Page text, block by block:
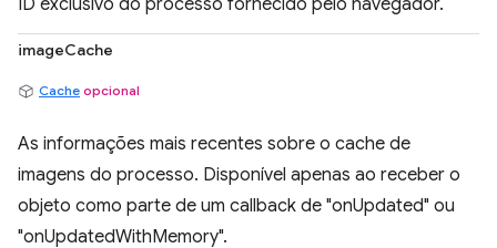
ID exclusivo do processo fornecido pelo navegador.
imageCache
Cache opcional
As informações mais recentes sobre o cache de
imagens do processo. Disponível apenas ao receber o
objeto como parte de um callback de "onUpdated" ou
"onUpdatedWithMemory".